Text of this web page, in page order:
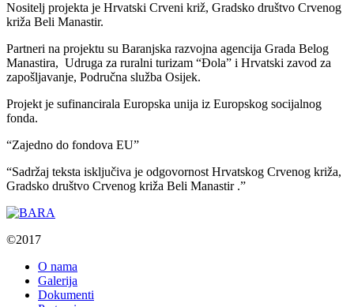
Nositelj projekta je Hrvatski Crveni križ, Gradsko društvo Crvenog
križa Beli Manastir.
Partneri na projektu su Baranjska razvojna agencija Grada Belog
Manastira, Udruga za ruralni turizam “Đola” i Hrvatski zavod za
zapošljavanje, Područna služba Osijek.
Projekt je sufinancirala Europska unija iz Europskog socijalnog
fonda.
“Zajedno do fondova EU”
“Sadržaj teksta isključiva je odgovornost Hrvatskog Crvenog križa,
Gradsko društvo Crvenog križa Beli Manastir .”
©2017
O nama
Galerija
Dokumenti